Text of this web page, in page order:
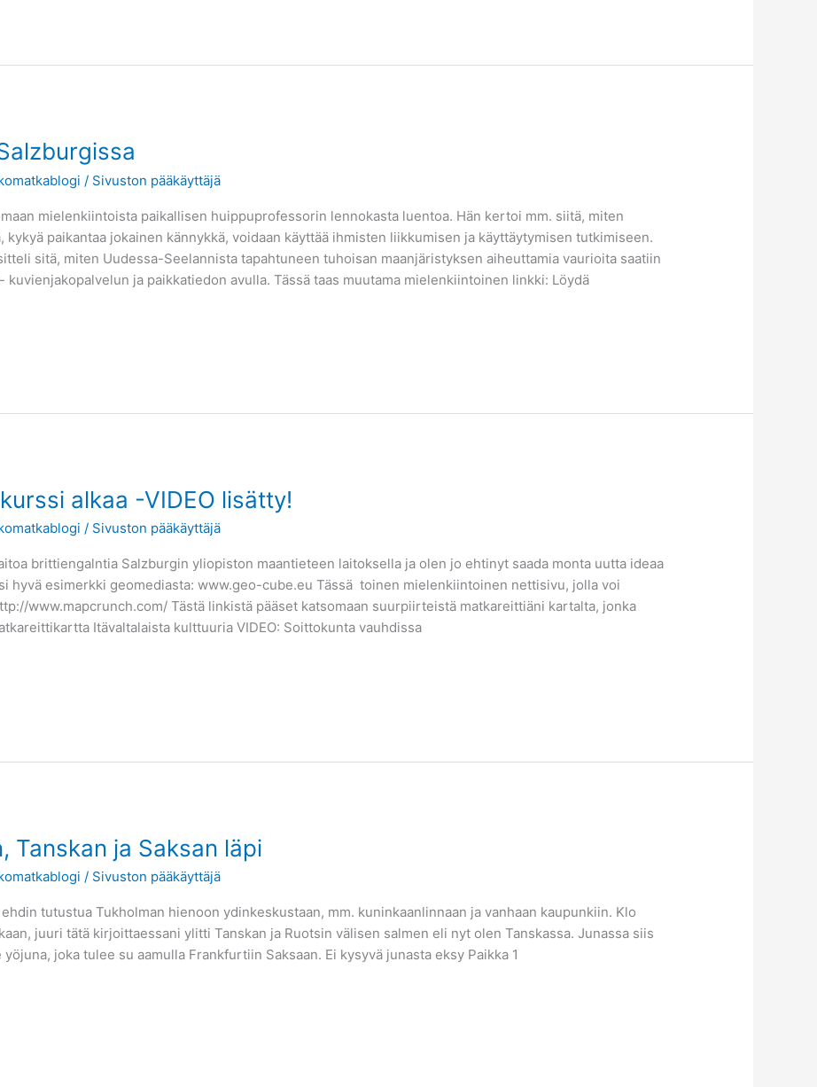
/ Sivuston pääkäyttäjä
mielenkiintoista paikallisen huippuprofessorin lennokasta luentoa. Hän kertoi mm. siitä, miten
paikantaa jokainen kännykkä, voidaan käyttää ihmisten liikkumisen ja käyttäytymisen tutkimiseen.
sitä, miten Uudessa-Seelannista tapahtuneen tuhoisan maanjäristyksen aiheuttamia vaurioita saatiin
ja paikkatiedon avulla. Tässä taas muutama mielenkiintoinen linkki: Löydä
alkaa -VIDEO lisätty!
/ Sivuston pääkäyttäjä
brittiengalntia Salzburgin yliopiston maantieteen laitoksella ja olen jo ehtinyt saada monta uutta ideaa
hyvä esimerkki geomediasta: www.geo-cube.eu Tässä toinen mielenkiintoinen nettisivu, jolla voi
www.mapcrunch.com/ Tästä linkistä pääset katsomaan suurpiirteistä matkareittiäni kartalta, jonka
Itävaltalaista kulttuuria VIDEO: Soittokunta vauhdissa
Tanskan ja Saksan läpi
/ Sivuston pääkäyttäjä
tutustua Tukholman hienoon ydinkeskustaan, mm. kuninkaanlinnaan ja vanhaan kaupunkiin. Klo
juuri tätä kirjoittaessani ylitti Tanskan ja Ruotsin välisen salmen eli nyt olen Tanskassa. Junassa siis
joka tulee su aamulla Frankfurtiin Saksaan. Ei kysyvä junasta eksy Paikka 1